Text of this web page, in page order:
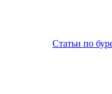
Статьи по